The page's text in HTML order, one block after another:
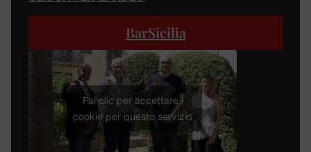
BarSicilia
Fai clic per accettare i
cookie per questo servizio